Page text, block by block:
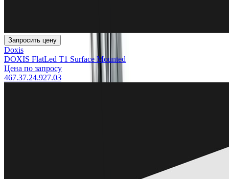
Запросить цену
Doxis
DOXIS FlatLed T1 Surface Mounted
Цена по запросу
467.37.24.927.03